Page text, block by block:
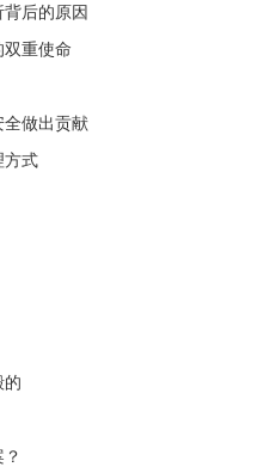
后的原因
重使命
全做出贡献
方式
的